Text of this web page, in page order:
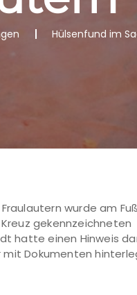
Hülsenfund im
wurde am
gekennzeichneten
hatte einen Hinweis
mit Dokumenten